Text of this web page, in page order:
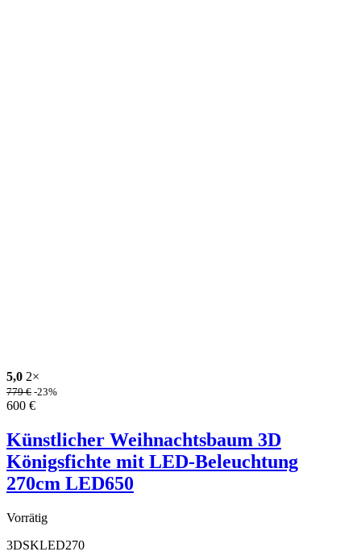
5,0 2×
779€ -23%
600 €
Künstlicher Weihnachtsbaum 3D
Königsfichte mit LED-Beleuchtung
270cm LED650
Vorrätig
3DSKLED270